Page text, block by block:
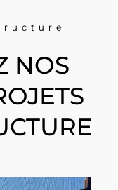
NOS